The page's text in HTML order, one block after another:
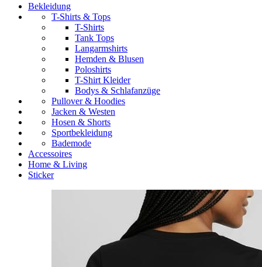
Bekleidung
T-Shirts & Tops
T-Shirts
Tank Tops
Langarmshirts
Hemden & Blusen
Poloshirts
T-Shirt Kleider
Bodys & Schlafanzüge
Pullover & Hoodies
Jacken & Westen
Hosen & Shorts
Sportbekleidung
Bademode
Accessoires
Home & Living
Sticker